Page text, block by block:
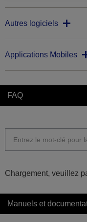
Autres logiciels
Applications Mobiles
FAQ
Chargement, veuillez
Manuels et